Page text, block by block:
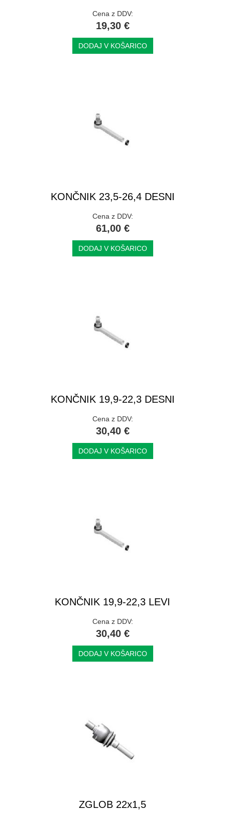
Cena z DDV:
19,30 €
DODAJ V KOŠARICO
KONČNIK 23,5-26,4 DESNI
Cena z DDV:
61,00 €
DODAJ V KOŠARICO
KONČNIK 19,9-22,3 DESNI
Cena z DDV:
30,40 €
DODAJ V KOŠARICO
KONČNIK 19,9-22,3 LEVI
Cena z DDV:
30,40 €
DODAJ V KOŠARICO
ZGLOB 22x1,5